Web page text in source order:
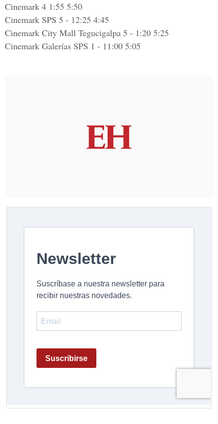
Cinemark 4 1:55 5:50
Cinemark SPS 5 - 12:25 4:45
Cinemark City Mall Tegucigalpa 5 - 1:20 5:25
Cinemark Galerías SPS 1 - 11:00 5:05